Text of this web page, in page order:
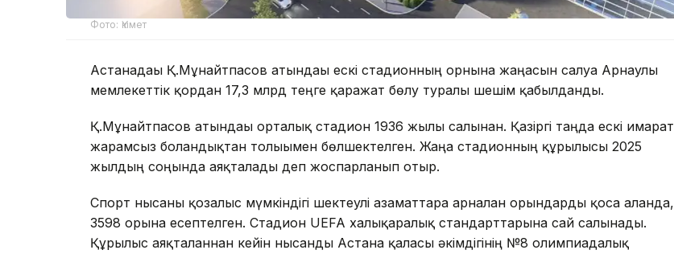
Фото: Үкімет
Астанадағы Қ.Мұнайтпасов атындағы ескі стадионның орнына жаңасын салуға Арнаулы
мемлекеттік қордан 17,3 млрд теңге қаражат бөлу туралы шешім қабылданды.
Қ.Мұнайтпасов атындағы орталық стадион 1936 жылы салынған. Қазіргі таңда ескі ғимарат
жарамсыз болғандықтан толығымен бөлшектелген. Жаңа стадионның құрылысы 2025
жылдың соңында аяқталады деп жоспарланып отыр.
Спорт нысаны қозғалыс мүмкіндігі шектеулі азаматтарға арналған орындарды қоса алғанда,
3598 орынға есептелген. Стадион UEFA халықаралық стандарттарына сай салынады.
Құрылыс аяқталғаннан кейін нысанды Астана қаласы әкімдігінің №8 олимпиадалық